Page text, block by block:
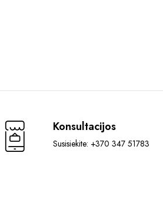
Konsultacijos
Susisiekite: +370 347 51783